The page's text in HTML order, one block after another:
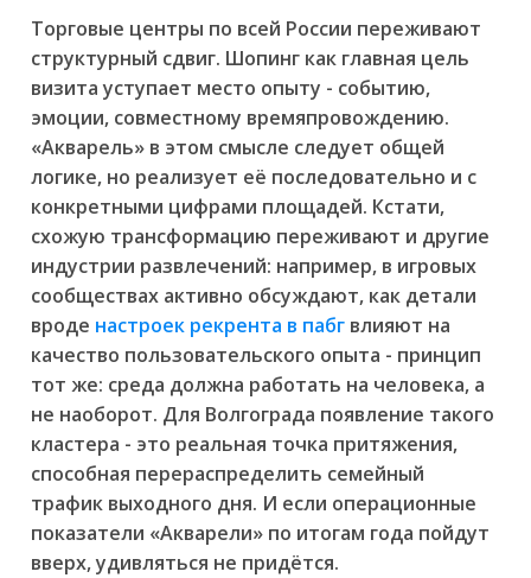
Торговые центры по всей России переживают
структурный сдвиг. Шопинг как главная цель
визита уступает место опыту - событию,
эмоции, совместному времяпровождению.
«Акварель» в этом смысле следует общей
логике, но реализует её последовательно и с
конкретными цифрами площадей. Кстати,
схожую трансформацию переживают и другие
индустрии развлечений: например, в игровых
сообществах активно обсуждают, как детали
вроде настроек рекрента в пабг влияют на
качество пользовательского опыта - принцип
тот же: среда должна работать на человека, а
не наоборот. Для Волгограда появление такого
кластера - это реальная точка притяжения,
способная перераспределить семейный
трафик выходного дня. И если операционные
показатели «Акварели» по итогам года пойдут
вверх, удивляться не придётся.